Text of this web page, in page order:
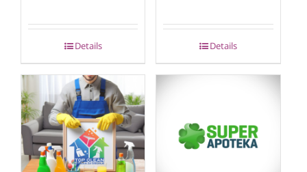
Details Details